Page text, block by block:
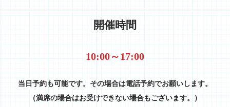
開催時間
10:00～17:00
当日予約も可能です。その場合は電話予約でお願いします。
（満席の場合はお受けできない場合もございます。）